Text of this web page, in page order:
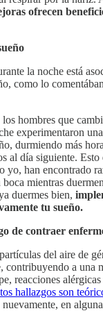
ofrecen
la noche está
como lo
hombres que
experimentaron
durmiendo más
al día siguiente.
yo, han encontrado
boca mientras
duermes bien,
tu sueño.
de contraer
del aire de
contribuyendo a una
reacciones
hallazgos son
en